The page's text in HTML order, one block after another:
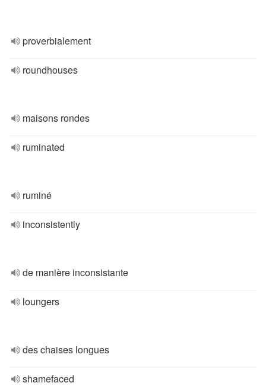
proverbialement
roundhouses
maisons rondes
ruminated
ruminé
inconsistently
de manière inconsistante
loungers
des chaises longues
shamefaced